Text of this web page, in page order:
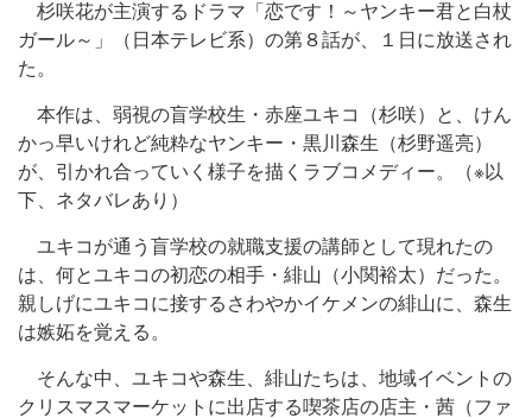
杉咲花が主演するドラマ「恋です！～ヤンキー君と白杖
ガール～」（日本テレビ系）の第８話が、１日に放送され
た。
本作は、弱視の盲学校生・赤座ユキコ（杉咲）と、けん
かっ早いけれど純粋なヤンキー・黒川森生（杉野遥亮）
が、引かれ合っていく様子を描くラブコメディー。（※以
下、ネタバレあり）
ユキコが通う盲学校の就職支援の講師として現れたの
は、何とユキコの初恋の相手・緋山（小関裕太）だった。
親しげにユキコに接するさわやかイケメンの緋山に、森生
は嫉妬を覚える。
そんな中、ユキコや森生、緋山たちは、地域イベントの
クリスマスマーケットに出店する喫茶店の店主・茜（ファ